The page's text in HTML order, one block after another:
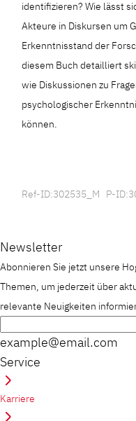
identifizieren? Wie lässt
Akteure in Diskursen um
Erkenntnisstand der
diesem Buch detailliert
wie Diskussionen zu
psychologischer
können.
Ref-ID:302535_M P-
Newsletter
Abonnieren Sie jetzt unsere
Themen, um jederzeit über
relevante Neuigkeiten
example@email.com
Service
Karriere